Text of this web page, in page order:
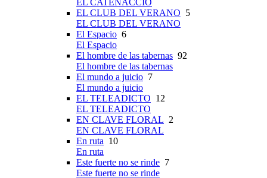
EL CATENACCIO
EL CLUB DEL VERANO 5
EL CLUB DEL VERANO
El Espacio 6
El Espacio
El hombre de las tabernas 92
El hombre de las tabernas
El mundo a juicio 7
El mundo a juicio
EL TELEADICTO 12
EL TELEADICTO
EN CLAVE FLORAL 2
EN CLAVE FLORAL
En ruta 10
En ruta
Este fuerte no se rinde 7
Este fuerte no se rinde